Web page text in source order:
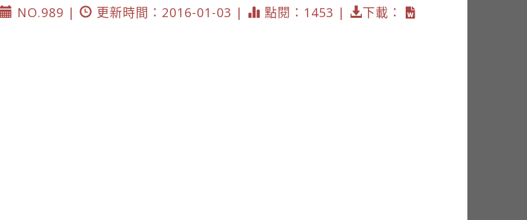
NO.989 |
更新時間：2016-01-03 | 點閱：1453 | 下載：